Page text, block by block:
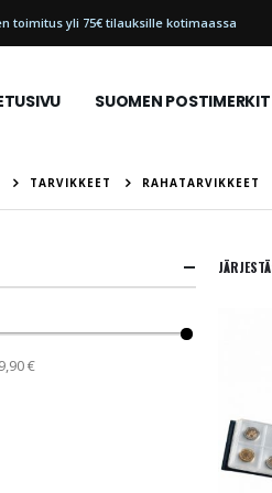
toimitus yli 75€ tilauksille kotimaassa
SUOMEN POSTIMERKIT
TARVIKKEET RAHATARVIKKEET
JÄRJESTÄ
€